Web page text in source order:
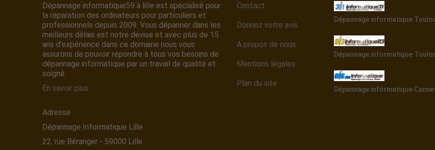
Dépannage informatique59 à lille est spécialisé pour
la réparation des ordinateurs pour particuliers et
professionnels depuis 2009. Vous dépanner dans les
meilleurs délais est notre devise et avec plus de 15
ans d'expérience dans ce domaine nous vous
assurons de pouvoir répondre à tous vos besoins de
dépannage informatique par un travail de qualité et
soigné.
En savoir plus
Adresse :
Dépannage Informatique Lille
22, rue Béranger - 59000 Lille
Contact
Donnez votre avis
A propos de nous
Mentions légales
Plan du site
Dépannage informatique
Dépannage informatique
Dépannage informatique